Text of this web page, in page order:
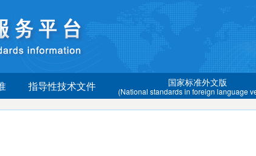
指导性技术文件 国家标准外文版
(National standards in foreign language